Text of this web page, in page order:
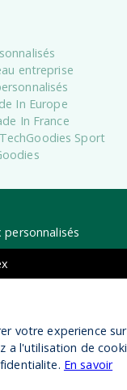
entreprise
In Europe
In France
Goodies Sport
votre experience sur
a l'utilisation de
En savoir